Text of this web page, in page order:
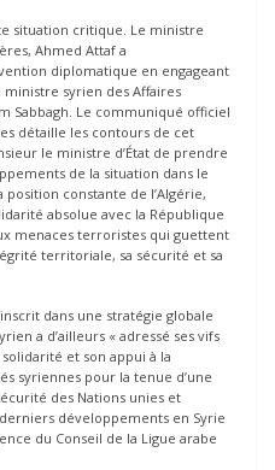
situation critique. Le ministre
Ahmed Attaf a
diplomatique en engageant
syrien des Affaires
Sabbagh. Le communiqué officiel
détaille les contours de cet
le ministre d’État de prendre
de la situation dans le
constante de l’Algérie,
absolue avec la République
menaces terroristes qui guettent
territoriale, sa sécurité et sa
dans une stratégie globale
a d’ailleurs « adressé ses vifs
et son appui à la
syriennes pour la tenue d’une
des Nations unies et
développements en Syrie
du Conseil de la Ligue arabe